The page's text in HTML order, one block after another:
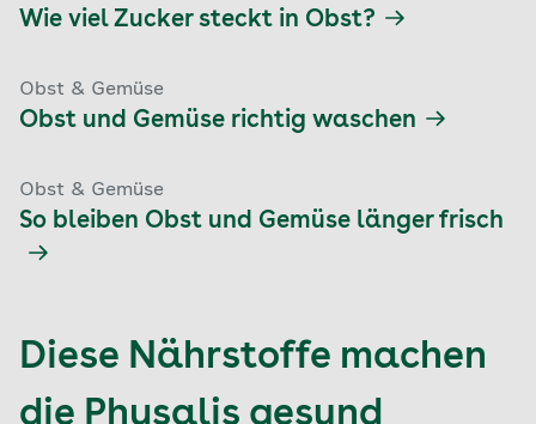
Wie viel Zucker steckt in Obst?
Obst & Gemüse
Obst und Gemüse richtig waschen
Obst & Gemüse
So bleiben Obst und Gemüse länger frisch
Diese Nährstoffe machen
die Physalis gesund